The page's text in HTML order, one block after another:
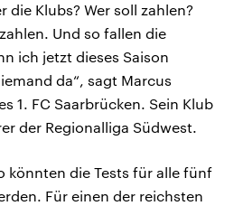
die Klubs? Wer soll zahlen?
Und so fallen die
ich jetzt dieses Saison
da“, sagt Marcus
1. FC Saarbrücken. Sein Klub
der Regionalliga Südwest.
könnten die Tests für alle fünf
Für einen der reichsten